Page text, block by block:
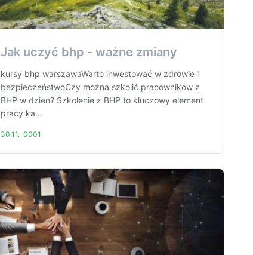
Jak uczyć bhp - ważne zmiany
kursy bhp warszawaWarto inwestować w zdrowie i
bezpieczeństwoCzy można szkolić pracowników z
BHP w dzień? Szkolenie z BHP to kluczowy element
pracy ka...
30.11.-0001